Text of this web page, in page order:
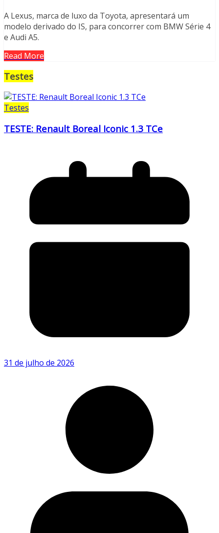
A Lexus, marca de luxo da Toyota, apresentará um
modelo derivado do IS, para concorrer com BMW Série 4
e Audi A5.
Read More
Testes
Testes
TESTE: Renault Boreal Iconic 1.3 TCe
31 de julho de 2026